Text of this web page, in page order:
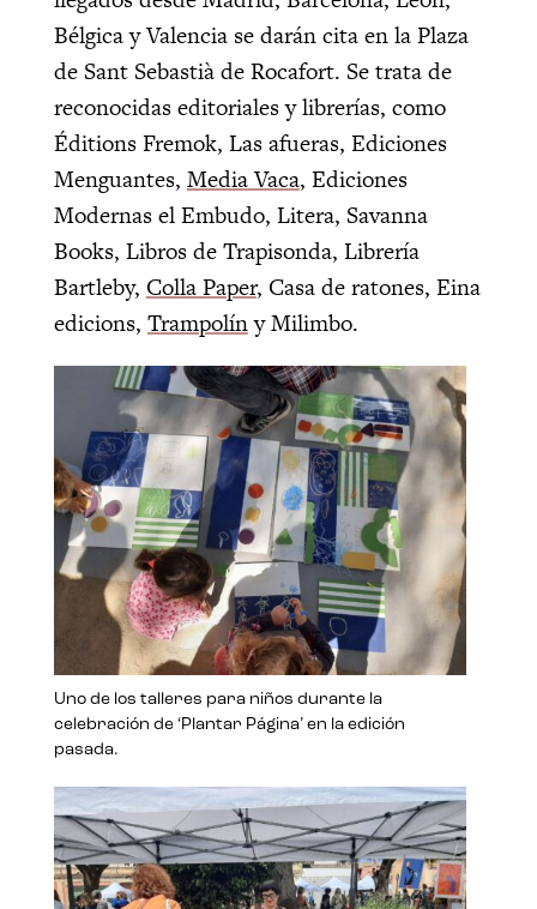
Bélgica y Valencia se darán cita en la Plaza
de Sant Sebastià de Rocafort. Se trata de
reconocidas editoriales y librerías, como
Éditions Fremok, Las afueras, Ediciones
Menguantes, Media Vaca, Ediciones
Modernas el Embudo, Litera, Savanna
Books, Libros de Trapisonda, Librería
Bartleby, Colla Paper, Casa de ratones, Eina
edicions, Trampolíny Milimbo.
Uno de los talleres para niños durante la
celebración de ‘Plantar Página’ en la edición
pasada.